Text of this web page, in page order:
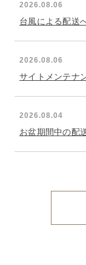
2026.08.06
台風による配送
2026.08.06
サイトメンテナ
2026.08.04
お盆期間中の配